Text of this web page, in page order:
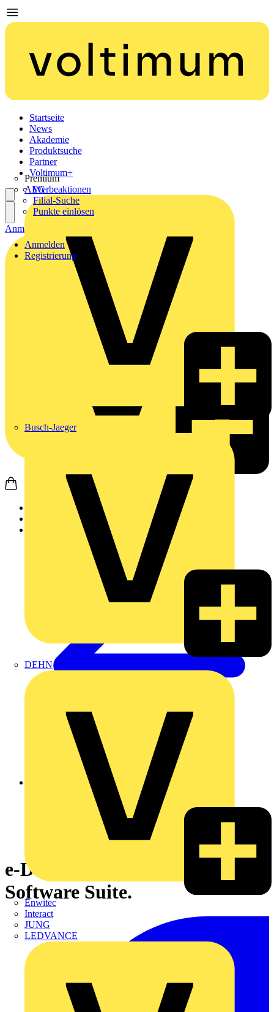
Startseite
News
Akademie
Produktsuche
Partner
Premium
AEG
Busch-Jaeger
DEHN
Enwitec
Interact
JUNG
LEDVANCE
Voltimum+
Werbeaktionen
Filial-Suche
Punkte einlösen
Anmelden
Registrierung
Anmelden
Zurück zu Nachrichten
e-Design Neue integrierte
Software Suite.